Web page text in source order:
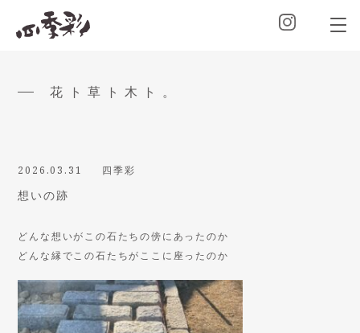
花ト草ト木ト。
2026.03.31 四季彩
想いの跡
どんな想いがこの石たちの傍にあったのか
どんな縁でこの石たちがここに座ったのか